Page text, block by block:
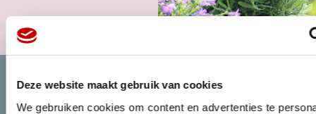
Deze website maakt gebruik van cookies
We gebruiken cookies om content en advertenties te